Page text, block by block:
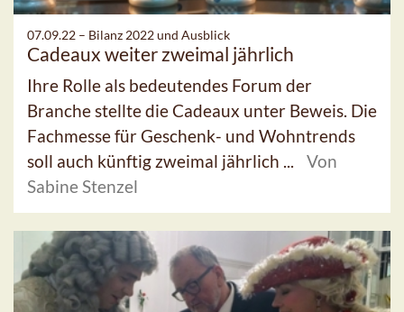
07.09.22 – Bilanz 2022 und Ausblick
Cadeaux weiter zweimal jährlich
Ihre Rolle als bedeutendes Forum der
Branche stellte die Cadeaux unter Beweis. Die
Fachmesse für Geschenk- und Wohntrends
soll auch künftig zweimal jährlich ...
Von
Sabine Stenzel